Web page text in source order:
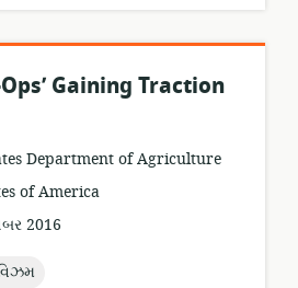
Gaining Traction
Department of Agriculture
of America
2016